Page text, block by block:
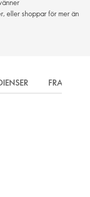
eller shoppar för mer än
FRAKT